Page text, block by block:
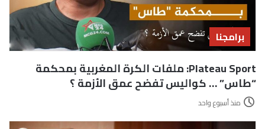
برامجنا
Plateau Sport: ملفات الكرة المغربية بمحكمة
“طاس” … كواليس تفضح عمق الأزمة ؟
منذ أسبوع واحد